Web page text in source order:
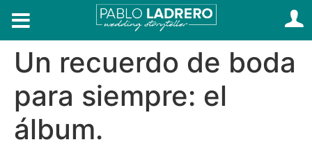
Un recuerdo de boda
para siempre: el
álbum.